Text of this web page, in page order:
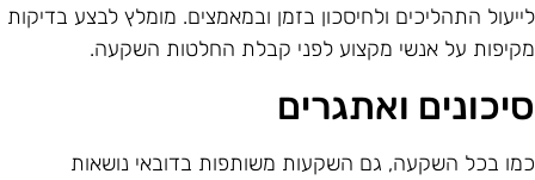
התהליכים ולחיסכון בזמן ובמאמצים. מומלץ לבצע בדיקות
על אנשי מקצוע לפני קבלת החלטות השקעה.
ואתגרים
בכל השקעה, גם השקעות משותפות בדובאי נושאות